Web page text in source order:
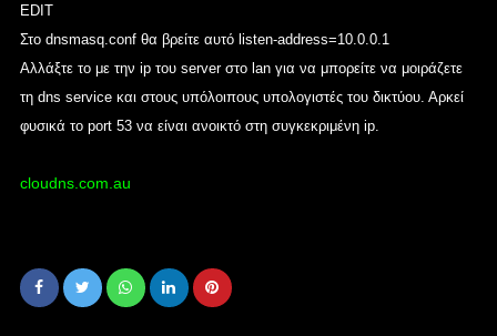
EDIT
Στο dnsmasq.conf θα βρείτε αυτό listen-address=10.0.0.1
Αλλάξτε το με την ip του server στο lan για να μπορείτε να μοιράζετε
τη dns service και στους υπόλοιπους υπολογιστές του δικτύου. Αρκεί
φυσικά το port 53 να είναι ανοικτό στη συγκεκριμένη ip.
cloudns.com.au